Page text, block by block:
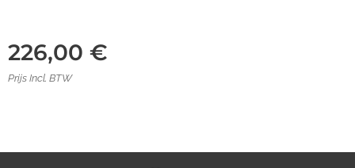
226,00 €
Prijs Incl. BTW